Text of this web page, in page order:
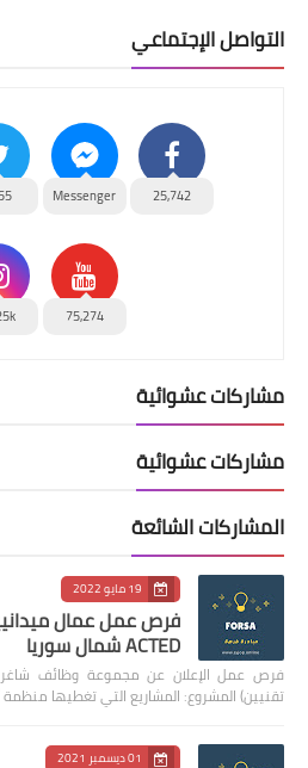
التواصل الإجتماعي
25,742
Messenger
75,274
مشاركات عشوائية
مشاركات عشوائية
المشاركات الشائعة
19 مايو 2022
فرص عمل عمال
ACTED شمال سوريا
فرص عمل الإعلان عن مجموعة وظائف
تقنيين) المشروع: المشاريع التي تغطيها
01 ديسمبر 2021